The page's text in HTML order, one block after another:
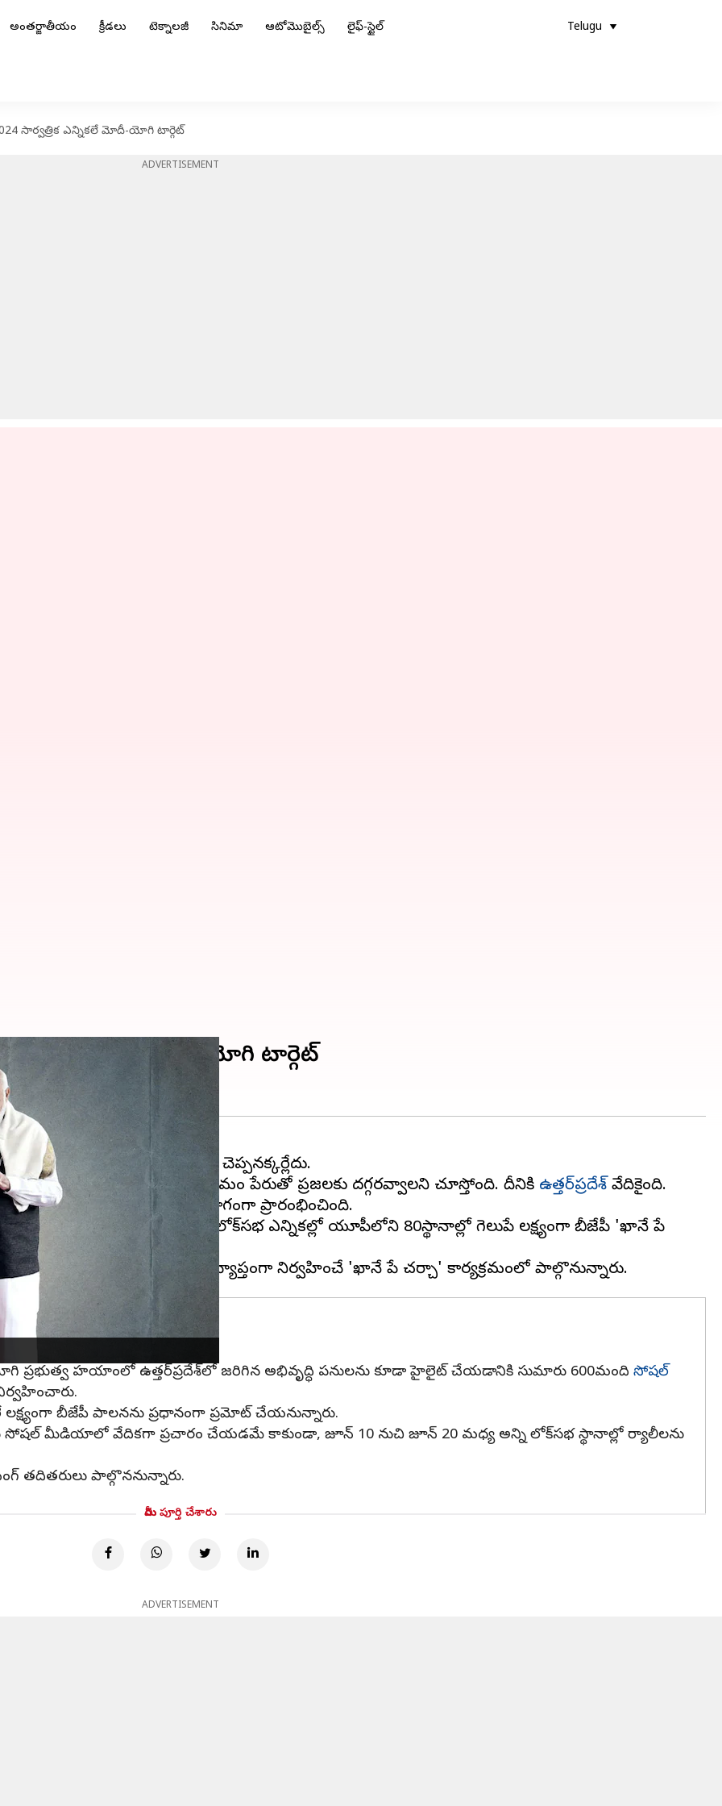
అంతర్జాతీయం క్రీడలు టెక్నాలజీ సినిమా ఆటోమొబైల్స్ లైఫ్-స్టైల్ Telugu
సార్వత్రిక ఎన్నికలే మోదీ-యోగి టార్గెట్
ADVERTISEMENT
ఎన్నికలే మోదీ-యోగి టార్గెట్
ఉపయోగపడిందో ప్రత్యేకంగా చెప్పనక్కర్లేదు.
చుట్టింది.'ఖానే పే చర్చా' కార్యక్రమం పేరుతో ప్రజలకు దగ్గరవ్వాలని చూస్తోంది. దీనికి ఉత్తర్‌ప్రదేశ్ వేదికైంది.
'ప్రజావాణి' కార్యక్రమంలో భాగంగా ప్రారంభించింది.
నేపథ్యం మాత్రమే కాకుండా, 2024లోక్‌సభ ఎన్నికల్లో యూపీలోని 80స్థానాల్లో గెలుపే లక్ష్యంగా బీజేపీ 'ఖానే పే
ప్రభుత్వ హయాంలో ఉత్తర్‌ప్రదేశ్‌లో జరిగిన అభివృద్ధి పనులను కూడా హైలైట్ చేయడానికి సుమారు 600మంది సోషల్
బీజేపీ పాలనను ప్రధానంగా ప్రమోట్ చేయనున్నారు.
సోషల్ మీడియాలో వేదికగా ప్రచారం చేయడమే కాకుండా, జూన్ 10 నుచి జూన్ 20 మధ్య అన్ని లోక్‌సభ స్థానాల్లో ర్యాలీలను
తదితరులు పాల్గొననున్నారు.
మీరు పూర్తి చేశారు
ADVERTISEMENT